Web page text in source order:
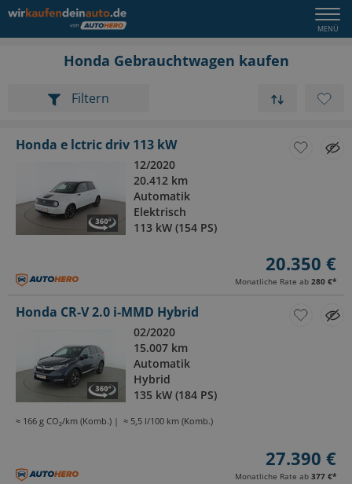
Honda Gebrauchtwagen kaufen
Filtern
Honda e lctric driv 113 kW
12/2020
20.412 km
Automatik
Elektrisch
113 kW (154 PS)
20.350 €
Monatliche Rate ab 280 €*
Honda CR-V 2.0 i-MMD Hybrid
02/2020
15.007 km
Automatik
Hybrid
135 kW (184 PS)
≈ 166 g CO₂/km (Komb.) ≈ 5,5 l/100 km (Komb.)
27.390 €
Monatliche Rate ab 377 €*